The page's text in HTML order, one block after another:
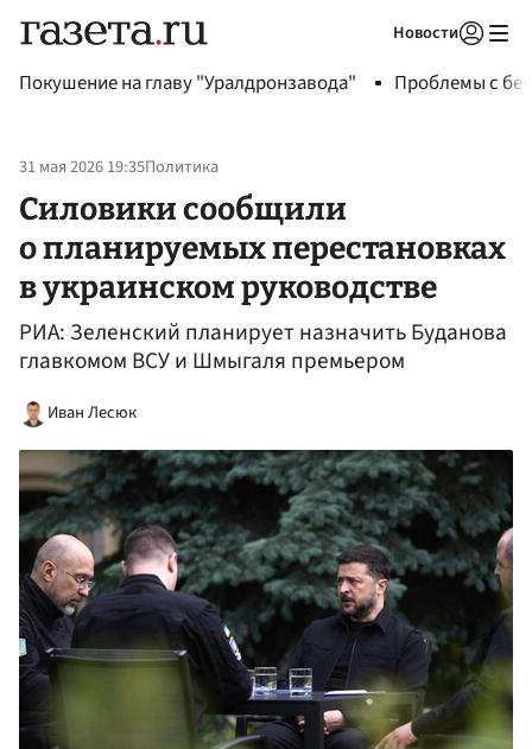
Новости
Покушение на главу "Уралдронзавода" Проблемы с
31 мая 2026 19:35Политика
Силовики сообщили
о планируемых перестановках
в украинском руководстве
РИА: Зеленский планирует назначить Буданова
главкомом ВСУ и Шмыгаля премьером
Иван Лесюк